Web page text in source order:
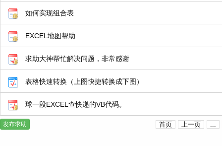
如何实现组合表
EXCEL地图帮助
求助大神帮忙解决问题，非常感谢
表格快速转换（上图快捷转换成下图）
球一段EXCEL查快递的VB代码。
发布求助 首页 上一页 ...